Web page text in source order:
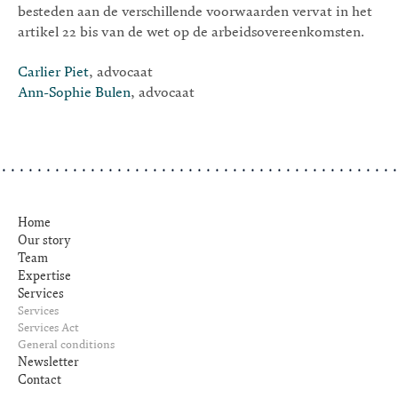
besteden aan de verschillende voorwaarden vervat in het
artikel 22 bis van de wet op de arbeidsovereenkomsten.
Carlier Piet, advocaat
Ann-Sophie Bulen, advocaat
Home
Our story
Team
Expertise
Services
Services
Services Act
General conditions
Newsletter
Contact